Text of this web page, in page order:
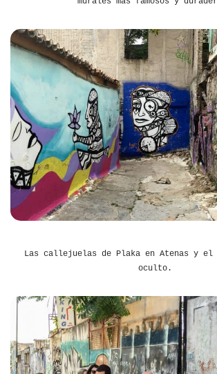
Las callejuelas de Plaka en Atenas y
oculto.